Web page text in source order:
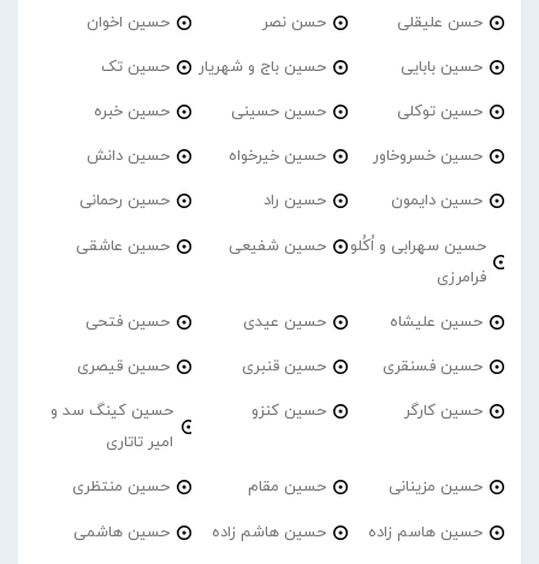
حسن علیقلی حسن نصر حسین اخوان
حسین بابایی حسین باج و شهریار حسین تک
حسین توکلی حسین حسینی حسین خبره
حسین خسروخاور حسین خیرخواه حسین دانش
حسین دایمون حسین راد حسین رحمانی
حسین سهرابی و اُکُلو
فرامرزی
حسین شفیعی حسین عاشقی
حسین علیشاه حسین عیدی حسین فتحی
حسین فسنقری حسین قنبری حسین قیصری
حسین کارگر حسین کنزو
حسین کینگ سد و
امیر تاتاری
حسین مزینانی حسین مقام حسین منتظری
حسین هاسم زاده حسین هاشم زاده حسین هاشمی